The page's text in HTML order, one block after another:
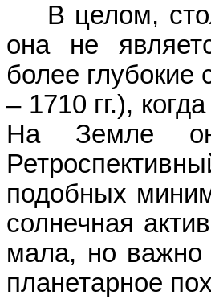
В целом,
она не
более
– 1710 гг.),
На Земле он
подобных
солнечная
мала, но важно
планетарное